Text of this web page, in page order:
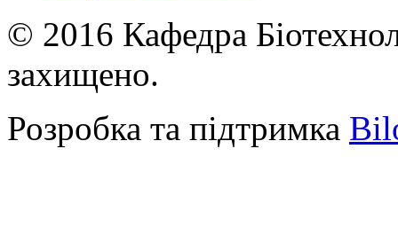
© 2016 Кафедра
захищено.
Розробка та підтримка